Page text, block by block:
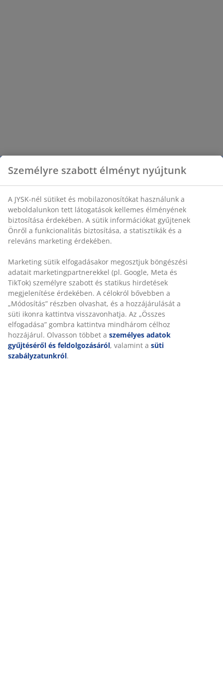
Személyre szabott élményt nyújtunk
A JYSK-nél sütiket és mobilazonosítókat használunk a
weboldalunkon tett látogatások kellemes élményének
biztosítása érdekében. A sütik információkat gyűjtenek
Önről a funkcionalitás biztosítása, a statisztikák és a
releváns marketing érdekében.
Marketing sütik elfogadásakor megosztjuk böngészési
adatait marketingpartnerekkel (pl. Google, Meta és
TikTok) személyre szabott és statikus hirdetések
megjelenítése érdekében. A célokról bővebben a
„Módosítás” részben olvashat, és a hozzájárulását a
süti ikonra kattintva visszavonhatja. Az „Összes
elfogadása” gombra kattintva mindhárom célhoz
hozzájárul. Olvasson többet a személyes adatok
gyűjtéséről és feldolgozásáról, valamint a süti
szabályzatunkról.